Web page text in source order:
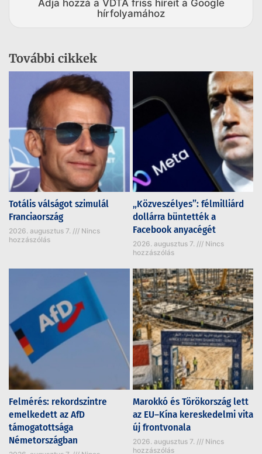
Adja hozzá a VDTA friss híreit a Google
hírfolyamához
További cikkek
Totális válságot szimulál
Franciaország
2026. augusztus 7.
Nincs
hozzászólás
„Közveszélyes”: félmilliárd
dollárra büntették a
Facebook anyacégét
2026. augusztus 7.
Nincs
hozzászólás
Felmérés: rekordszintre
emelkedett az AfD
támogatottsága
Németországban
Marokkó és Törökország lett
az EU–Kína kereskedelmi vita
új frontvonala
2026. augusztus 7.
Nincs
hozzászólás